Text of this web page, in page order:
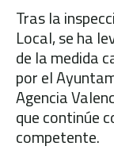
Tras la
Local, se ha
de la medida
por el
Agencia
que continúe
competente.